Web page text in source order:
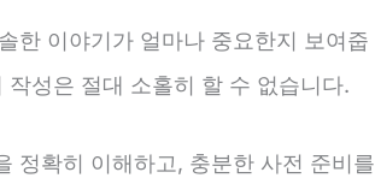
한 이야기가 얼마나 중요한지 보여줍
성은 절대 소홀히 할 수 없습니다.
정확히 이해하고, 충분한 사전 준비를